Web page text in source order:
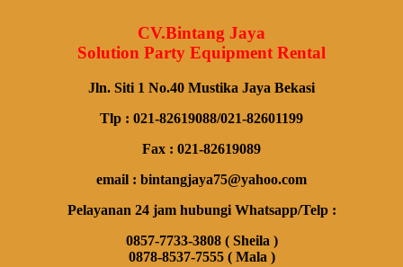
CV.Bintang Jaya
Solution Party Equipment Rental
Jln. Siti 1 No.40 Mustika Jaya Bekasi
Tlp : 021-82619088/021-82601199
Fax : 021-82619089
email : bintangjaya75@yahoo.com
Pelayanan 24 jam hubungi Whatsapp/Telp :
0857-7733-3808 ( Sheila )
0878-8537-7555 ( Mala )